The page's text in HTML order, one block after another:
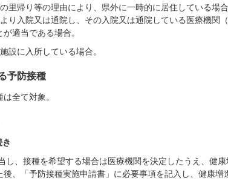
の里帰り等の理由により、県外に一時的に居住している場合
より入院又は通院し、その入院又は通院している医療機関
適当である場合。
設に入所している場合。
予防接種
全て対象。
し、接種を希望する場合は医療機関を決定したうえ、健
後、「予防接種実施申請書」に必要事項を記入し、健康増